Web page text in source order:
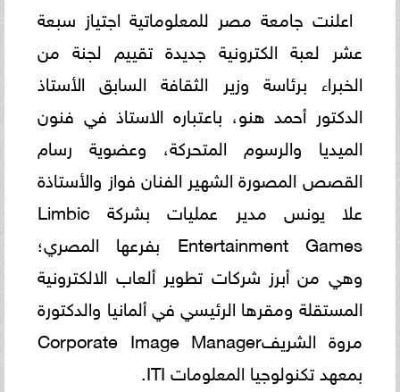
اعلنت جامعة مصر للمعلوماتية اجتياز سبعة
عشر لعبة الكترونية جديدة تقييم لجنة من
الخبراء برئاسة وزير الثقافة السابق الأستاذ
الدكتور أحمد هنو، باعتباره الاستاذ في فنون
الميديا والرسوم المتحركة، وعضوية رسام
القصص المصورة الشهير الفنان فواز والأستاذة
علا يونس مدير عمليات بشركة Limbic
Entertainment Games بفرعها المصري؛
وهي من أبرز شركات تطوير ألعاب الالكترونية
المستقلة ومقرها الرئيسي في ألمانيا والدكتورة
مروة الشريفCorporate Image Manager
بمعهد تكنولوجيا المعلومات ITI.